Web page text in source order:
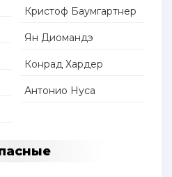
Кристоф Баумгартнер
Ян Диомандэ
Конрад Хардер
Антонио Нуса